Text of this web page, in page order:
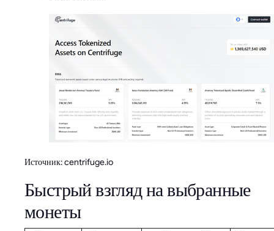
Источник: centrifuge.io
Быстрый взгляд на выбранные
монеты